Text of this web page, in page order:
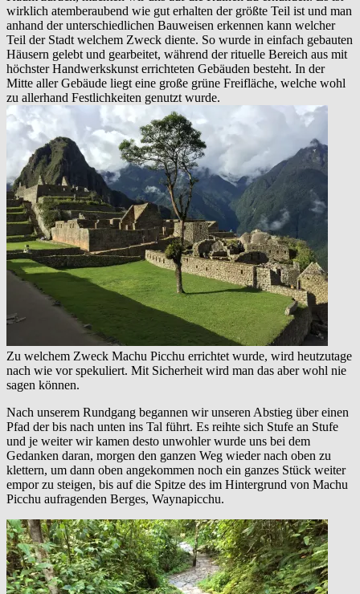
wirklich atemberaubend wie gut erhalten der größte Teil ist und man
anhand der unterschiedlichen Bauweisen erkennen kann welcher
Teil der Stadt welchem Zweck diente. So wurde in einfach gebauten
Häusern gelebt und gearbeitet, während der rituelle Bereich aus mit
höchster Handwerkskunst errichteten Gebäuden besteht. In der
Mitte aller Gebäude liegt eine große grüne Freifläche, welche wohl
zu allerhand Festlichkeiten genutzt wurde.
Zu welchem Zweck Machu Picchu errichtet wurde, wird heutzutage
nach wie vor spekuliert. Mit Sicherheit wird man das aber wohl nie
sagen können.
Nach unserem Rundgang begannen wir unseren Abstieg über einen
Pfad der bis nach unten ins Tal führt. Es reihte sich Stufe an Stufe
und je weiter wir kamen desto unwohler wurde uns bei dem
Gedanken daran, morgen den ganzen Weg wieder nach oben zu
klettern, um dann oben angekommen noch ein ganzes Stück weiter
empor zu steigen, bis auf die Spitze des im Hintergrund von Machu
Picchu aufragenden Berges, Waynapicchu.